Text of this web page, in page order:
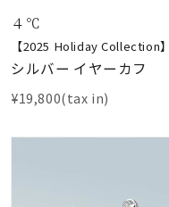
在庫
４℃
【2025 Holiday Collection】
シルバー イヤーカフ
¥19,800(tax in)